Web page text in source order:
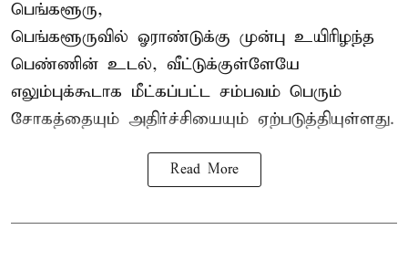
பெங்களூரு,
பெங்களூருவில் ஓராண்டுக்கு முன்பு உயிரிழந்த
பெண்ணின் உடல், வீட்டுக்குள்ளேயே
எலும்புக்கூடாக மீட்கப்பட்ட சம்பவம் பெரும்
சோகத்தையும் அதிர்ச்சியையும் ஏற்படுத்தியுள்ளது.
Read More